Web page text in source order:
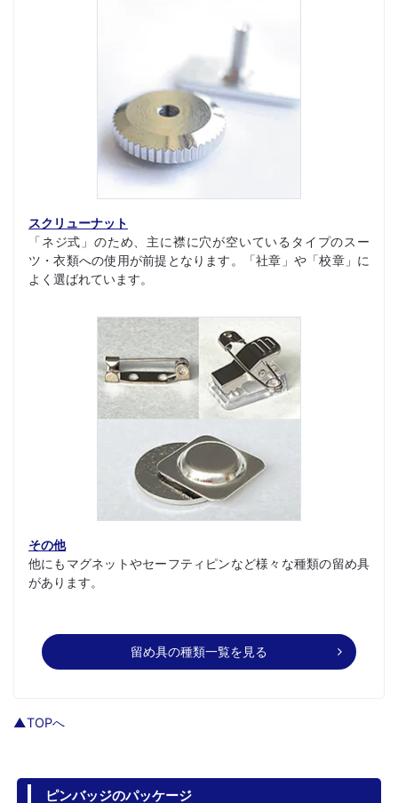
スクリューナット
「ネジ式」のため、主に襟に穴が空いているタイプのスー
ツ・衣類への使用が前提となります。「社章」や「校章」に
よく選ばれています。
その他
他にもマグネットやセーフティピンなど様々な種類の留め具
があります。
留め具の種類一覧を見る
▲TOPへ
ピンバッジのパッケージ